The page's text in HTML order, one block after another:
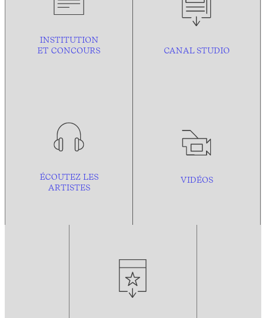
INSTITUTION
ET CONCOURS
CANAL STUDIO
ÉCOUTEZ LES
ARTISTES
VIDÉOS